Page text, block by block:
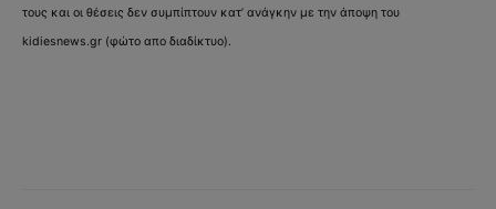
τους και οι θέσεις δεν συμπίπτουν κατ’ ανάγκην με την άποψη του
kidiesnews.gr (φώτο απο διαδίκτυο).